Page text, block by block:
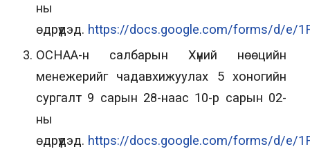
ны
өдрүүдэд. https://docs.google.com/forms/d/e/
ОСНАА-н салбарын Хүний нөөцийн
менежерийг чадавхижуулах 5 хоногийн
сургалт 9 сарын 28-наас 10-р сарын 02-
ны
өдрүүдэд. https://docs.google.com/forms/d/e/